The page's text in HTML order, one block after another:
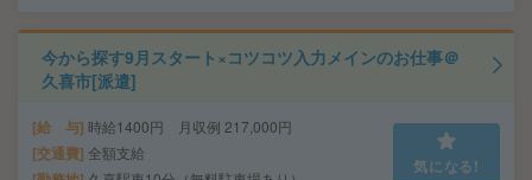
今から探す9月スタート×コツコツ入力メインのお仕事＠
久喜市[派遣]
給 与 時給1400円 月収例 217,000円
交通費 全額支給
気になる!